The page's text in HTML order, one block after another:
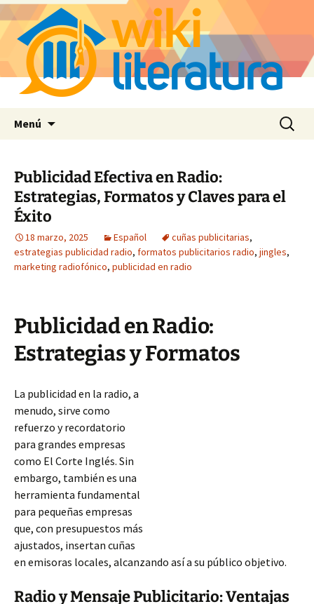
Menú Buscar:
Publicidad Efectiva en Radio:
Estrategias, Formatos y Claves para el
Éxito
18 marzo, 2025 Español cuñas publicitarias,
estrategias publicidad radio, formatos publicitarios radio, jingles,
marketing radiofónico, publicidad en radio
Publicidad en Radio:
Estrategias y Formatos
La publicidad en la radio, a
menudo, sirve como
refuerzo y recordatorio
para grandes empresas
como El Corte Inglés. Sin
embargo, también es una
herramienta fundamental
para pequeñas empresas
que, con presupuestos más
ajustados, insertan cuñas
en emisoras locales, alcanzando así a su público objetivo.
Radio y Mensaje Publicitario: Ventajas